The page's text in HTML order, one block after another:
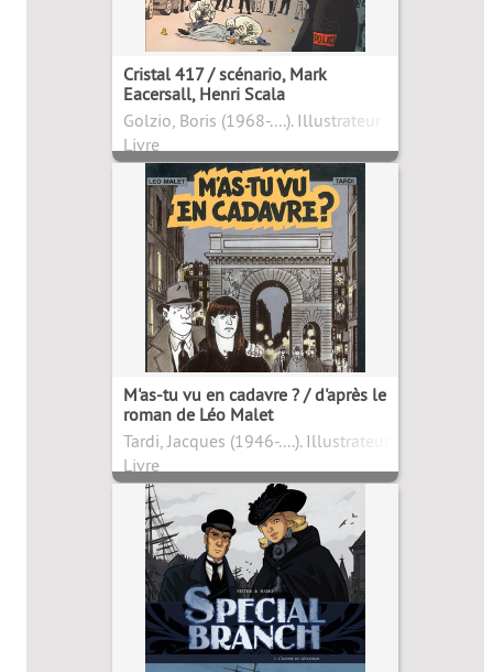
Cristal 417 / scénario, Mark
Eacersall, Henri Scala
Golzio, Boris (1968-....). Illustrateur
Livre
M'as-tu vu en cadavre ? / d'après le
roman de Léo Malet
Tardi, Jacques (1946-....). Illustrateur
Livre